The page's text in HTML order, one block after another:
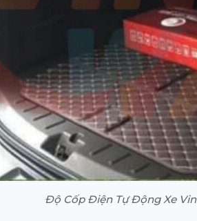
Độ Cốp Điện Tự Động Xe